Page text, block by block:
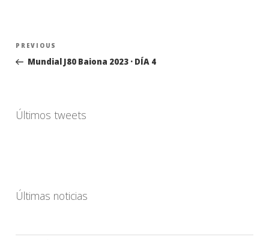
Navegación
entradas
Previous
Post
PREVIOUS
Mundial J80 Baiona 2023 · DÍA 4
Últimos tweets
Últimas noticias